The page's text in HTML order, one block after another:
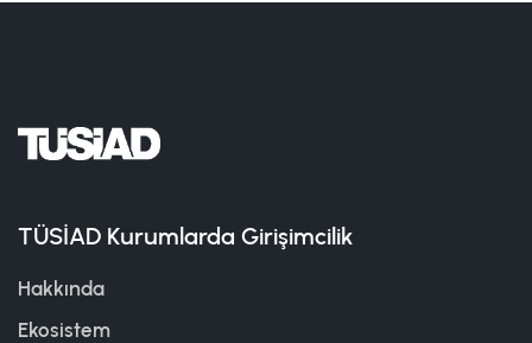
TÜSİAD Kurumlarda Girişimcilik
Hakkında
Ekosistem